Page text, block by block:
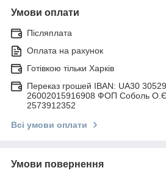
Умови оплати
Післяплата
Оплата на рахунок
Готівкою тільки Харків
Переказ грошей IBAN: UA30
26002015916908 ФОП Соболь
2573912352
Всі умови оплати
Умови повернення